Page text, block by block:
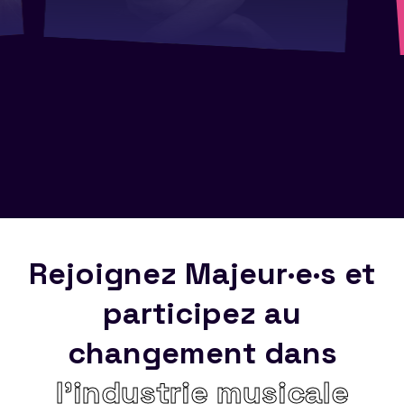
Rejoignez Majeur·e·s et
participez au
changement dans
l’industrie musicale